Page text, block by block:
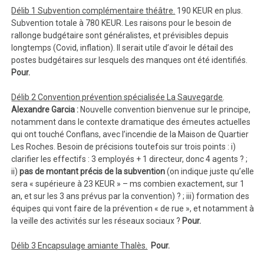
Délib 1 Subvention complémentaire théâtre. 190 KEUR en plus.
Subvention totale à 780 KEUR. Les raisons pour le besoin de
rallonge budgétaire sont généralistes, et prévisibles depuis
longtemps (Covid, inflation). Il serait utile d’avoir le détail des
postes budgétaires sur lesquels des manques ont été identifiés.
Pour.
Délib 2 Convention prévention spécialisée La Sauvegarde
Alexandre Garcia : Nouvelle convention bienvenue sur le principe,
notamment dans le contexte dramatique des émeutes actuelles
qui ont touché Conflans, avec l’incendie de la Maison de Quartier
Les Roches. Besoin de précisions toutefois sur trois points : i)
clarifier les effectifs : 3 employés + 1 directeur, donc 4 agents ? ;
ii)pas de montant précis de la subvention(on indique juste qu’elle
sera « supérieure à 23 KEUR » – ms combien exactement, sur 1
an, et sur les 3 ans prévus par la convention) ? ; iii) formation des
équipes qui vont faire de la prévention « de rue », et notamment à
la veille des activités sur les réseaux sociaux ? Pour.
Délib 3 Encapsulage amiante Thalès. Pour.